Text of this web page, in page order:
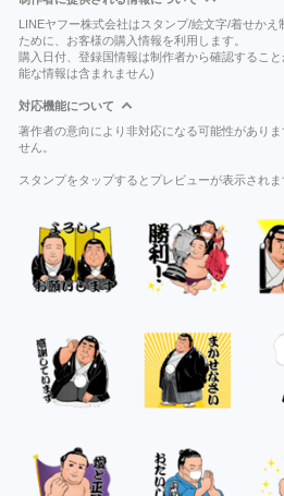
LINEヤフー株式会社はスタンプ/絵文字/着せか
ために、お客様の購入情報を利用します。
購入日付、登録国情報は制作者から確認するこ
能な情報は含まれません)
対応機能について
著作者の意向により非対応になる可能性があり
せん。
スタンプをタップするとプレビューが表示されま